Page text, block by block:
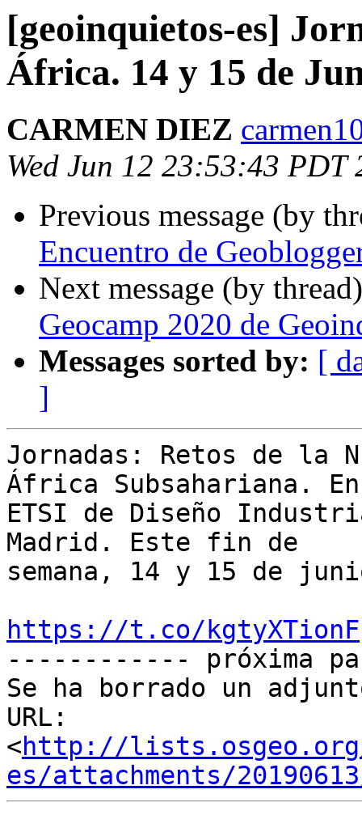
[geoinquietos-es]
África. 14 y 15 de
CARMEN DIEZ
Wed Jun 12 23:53:43 PDT
Previous message (by
Encuentro de
Next message (by
Geocamp 2020 de
Messages sorted by: [
]
Jornadas: Retos de la
África Subsahariana.
ETSI de Diseño
Madrid. Este fin de
semana, 14 y 15 de
https://t.co/kgtyXTionF
------------ próxima
Se ha borrado un
URL:
<http://
es/attachments/